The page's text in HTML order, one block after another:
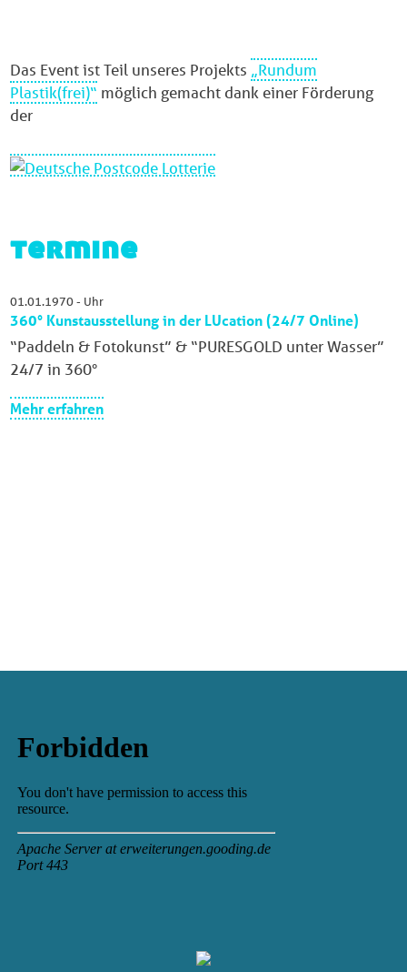
Das Event ist Teil unseres Projekts „Rundum
Plastik(frei)“ möglich gemacht dank einer Förderung
der
termine
01.01.1970 - Uhr
360° Kunstausstellung in der LUcation (24/7 Online)
“Paddeln & Fotokunst” & “PURESGOLD unter Wasser”
24/7 in 360°
Mehr erfahren